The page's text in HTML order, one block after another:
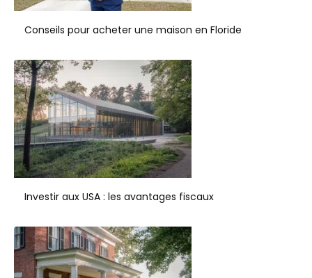
Conseils pour acheter une maison en Floride
Investir aux USA : les avantages fiscaux